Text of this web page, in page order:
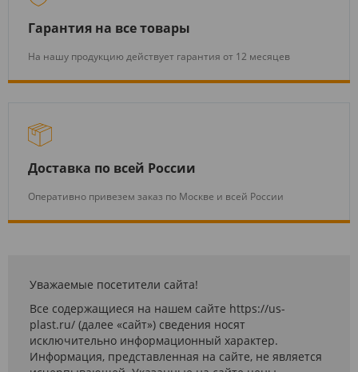
Гарантия на все товары
На нашу продукцию действует гарантия от 12 месяцев
Доставка по всей России
Оперативно привезем заказ по Москве и всей России
Уважаемые посетители сайта!
Все содержащиеся на нашем сайте https://us-
plast.ru/ (далее «сайт») сведения носят
исключительно информационный характер.
Информация, представленная на сайте, не является